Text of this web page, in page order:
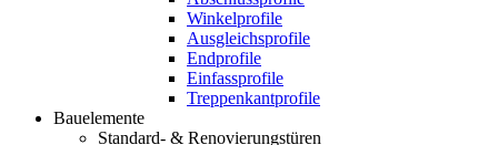
Winkelprofile
Ausgleichsprofile
Endprofile
Einfassprofile
Treppenkantprofile
Bauelemente
Standard- & Renovierungstüren